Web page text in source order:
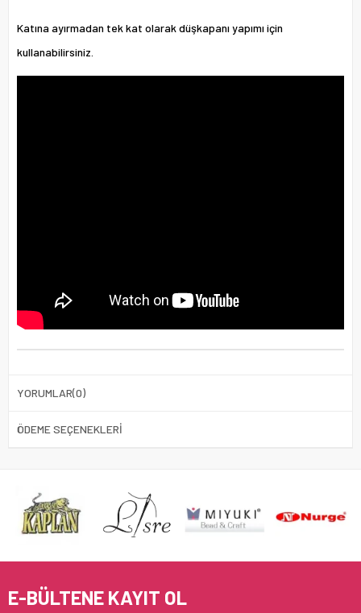
Katına ayırmadan tek kat olarak düşkapanı yapımı için
kullanabilirsiniz.
YORUMLAR(0)
ÖDEME SEÇENEKLERI
E-BÜLTENE KAYIT OL